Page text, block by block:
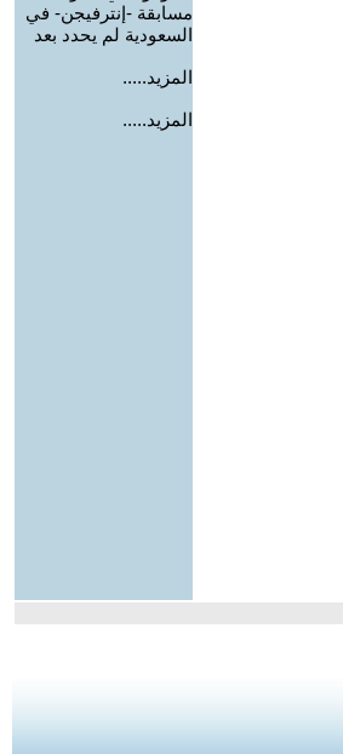
مسابقة -إنترفيجن- في
السعودية لم يحدد بعد
المزيد.....
المزيد.....